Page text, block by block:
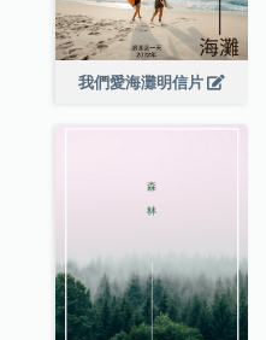
我們愛海灘明信片